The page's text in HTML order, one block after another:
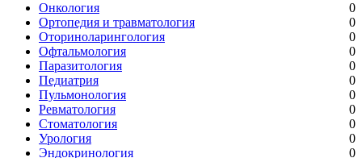
Онкология
0
Ортопедия и травматология
0
Оториноларингология
0
Офтальмология
0
Паразитология
0
Педиатрия
0
Пульмонология
0
Ревматология
0
Стоматология
0
Урология
0
Эндокринология
0